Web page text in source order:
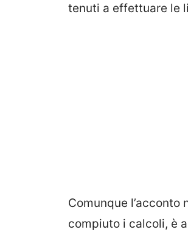
tenuti a effettuare le
Comunque
compiuto i calcoli, è